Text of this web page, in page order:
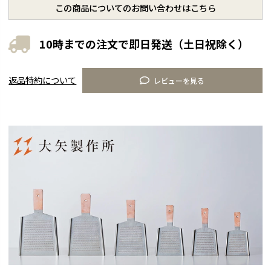
10時までの注文で即日発送（土日祝除く）
この商品についてのお問い合わせはこちら
レビューを見る
返品特約について